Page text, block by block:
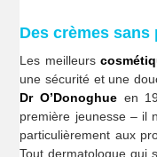
Des crèmes sans
Les meilleurs
une sécurité et une
Dr O’Donoghue en
première jeunesse – il
particulièrement aux
Tout dermatologue qui